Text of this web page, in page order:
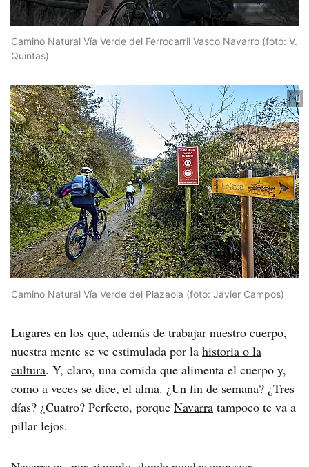
Camino Natural Vía Verde del Ferrocarril Vasco Navarro (foto: V.
Quintas)
Camino Natural Vía Verde del Plazaola (foto: Javier Campos)
Lugares en los que, además de trabajar nuestro cuerpo,
nuestra mente se ve estimulada por la historia o la
cultura. Y, claro, una comida que alimenta el cuerpo y,
como a veces se dice, el alma. ¿Un fin de semana? ¿Tres
días? ¿Cuatro? Perfecto, porque Navarra tampoco te va a
pillar lejos.